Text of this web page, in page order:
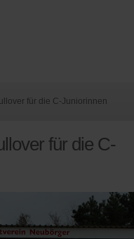
für die C-Juniorinnen
für die C-